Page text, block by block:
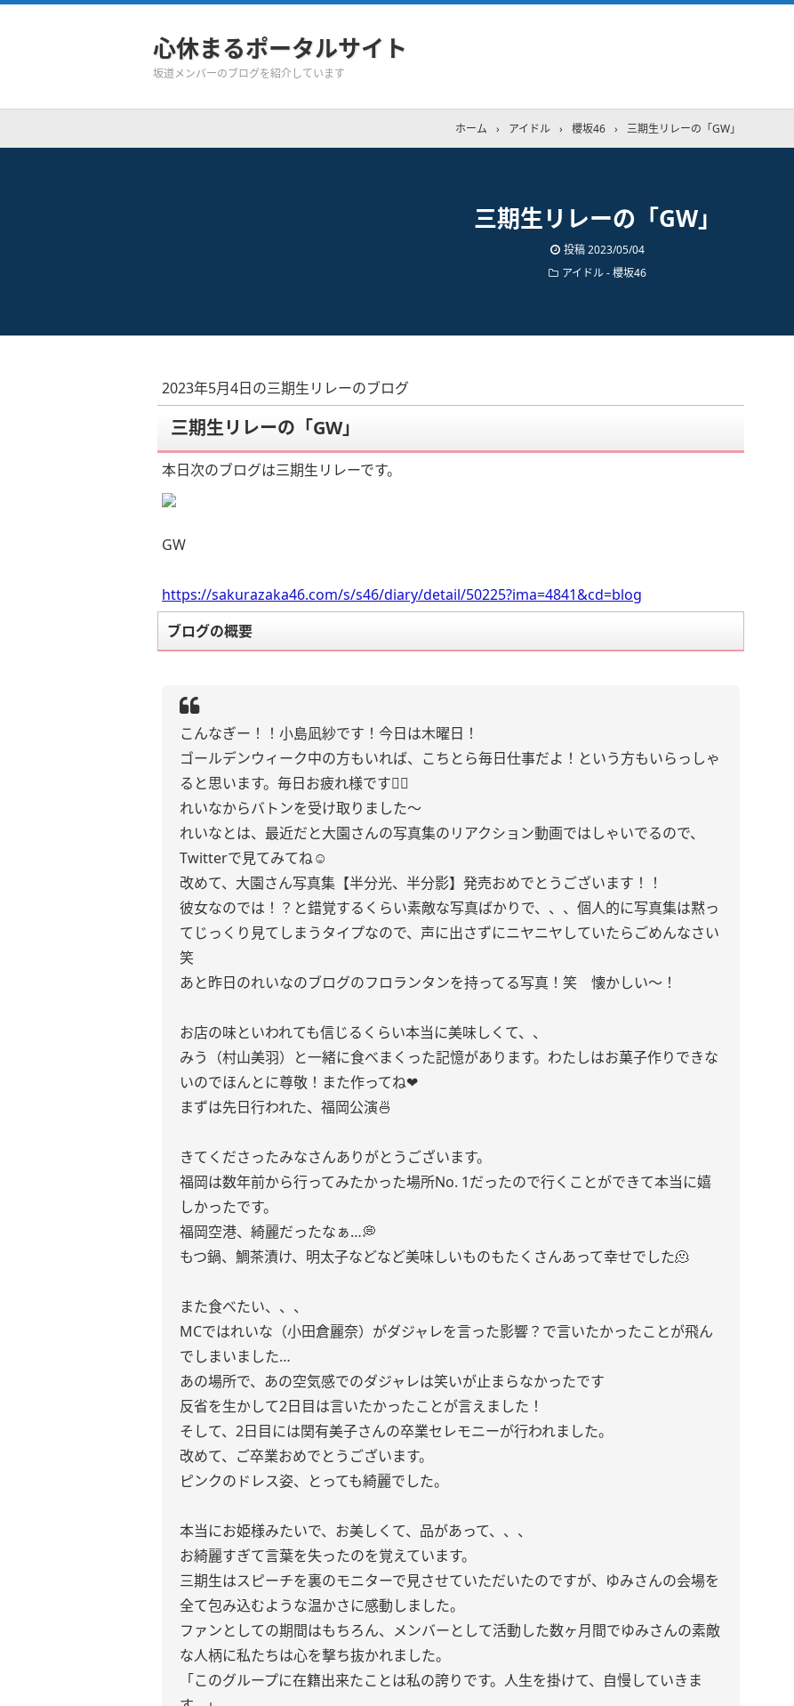
心休まるポータルサイト
坂道メンバーのブログを紹介しています
ホーム › アイドル › 櫻坂46 › 三期生リレーの「GW」
三期生リレーの「GW」
投稿2023/05/04
アイドル - 櫻坂46
2023年5月4日の三期生リレーのブログ
三期生リレーの「GW」
本日次のブログは三期生リレーです。
GW
https://sakurazaka46.com/s/s46/diary/detail/50225?ima=4841&cd=blog
ブログの概要
こんなぎー！！小島凪紗です！今日は木曜日！
ゴールデンウィーク中の方もいれば、こちとら毎日仕事だよ！という方もいらっしゃ
ると思います。毎日お疲れ様です👍🏻
れいなからバトンを受け取りました〜
れいなとは、最近だと大園さんの写真集のリアクション動画ではしゃいでるので、
Twitterで見てみてね☺︎
改めて、大園さん写真集【半分光、半分影】発売おめでとうございます！！
彼女なのでは！？と錯覚するくらい素敵な写真ばかりで、、、個人的に写真集は黙っ
てじっくり見てしまうタイプなので、声に出さずにニヤニヤしていたらごめんなさい
笑
あと昨日のれいなのブログのフロランタンを持ってる写真！笑 懐かしい〜！
お店の味といわれても信じるくらい本当に美味しくて、、
みう（村山美羽）と一緒に食べまくった記憶があります。わたしはお菓子作りできな
いのでほんとに尊敬！また作ってね❤︎
まずは先日行われた、福岡公演🍜
きてくださったみなさんありがとうございます。
福岡は数年前から行ってみたかった場所No. 1だったので行くことができて本当に嬉
しかったです。
福岡空港、綺麗だったなぁ…💭
もつ鍋、鯛茶漬け、明太子などなど美味しいものもたくさんあって幸せでした🫠
また食べたい、、、
MCではれいな（小田倉麗奈）がダジャレを言った影響？で言いたかったことが飛ん
でしまいました…
あの場所で、あの空気感でのダジャレは笑いが止まらなかったです
反省を生かして2日目は言いたかったことが言えました！
そして、2日目には関有美子さんの卒業セレモニーが行われました。
改めて、ご卒業おめでとうございます。
ピンクのドレス姿、とっても綺麗でした。
本当にお姫様みたいで、お美しくて、品があって、、、
お綺麗すぎて言葉を失ったのを覚えています。
三期生はスピーチを裏のモニターで見させていただいたのですが、ゆみさんの会場を
全て包み込むような温かさに感動しました。
ファンとしての期間はもちろん、メンバーとして活動した数ヶ月間でゆみさんの素敵
な人柄に私たちは心を撃ち抜かれました。
「このグループに在籍出来たことは私の誇りです。人生を掛けて、自慢していきま